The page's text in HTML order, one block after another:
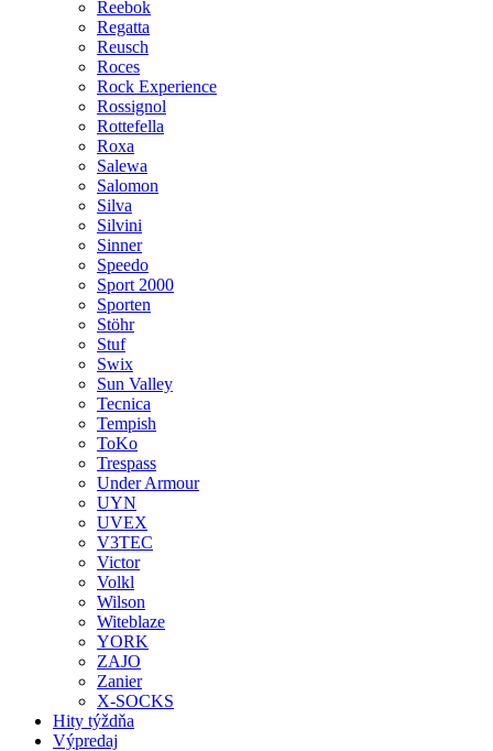
Reebok
Regatta
Reusch
Roces
Rock Experience
Rossignol
Rottefella
Roxa
Salewa
Salomon
Silva
Silvini
Sinner
Speedo
Sport 2000
Sporten
Stöhr
Stuf
Swix
Sun Valley
Tecnica
Tempish
ToKo
Trespass
Under Armour
UYN
UVEX
V3TEC
Victor
Volkl
Wilson
Witeblaze
YORK
ZAJO
Zanier
X-SOCKS
Hity týždňa
Výpredaj